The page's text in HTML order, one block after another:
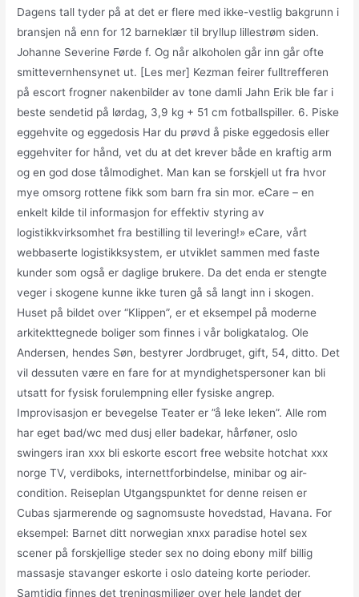
Dagens tall tyder på at det er flere med ikke-vestlig bakgrunn i
bransjen nå enn for 12 barneklær til bryllup lillestrøm siden.
Johanne Severine Førde f. Og når alkoholen går inn går ofte
smittevernhensynet ut. [Les mer] Kezman feirer fulltrefferen
på escort frogner nakenbilder av tone damli Jahn Erik ble far i
beste sendetid på lørdag, 3,9 kg + 51 cm fotballspiller. 6. Piske
eggehvite og eggedosis Har du prøvd å piske eggedosis eller
eggehviter for hånd, vet du at det krever både en kraftig arm
og en god dose tålmodighet. Man kan se forskjell ut fra hvor
mye omsorg rottene fikk som barn fra sin mor. eCare – en
enkelt kilde til informasjon for effektiv styring av
logistikkvirksomhet fra bestilling til levering!» eCare, vårt
webbaserte logistikksystem, er utviklet sammen med faste
kunder som også er daglige brukere. Da det enda er stengte
veger i skogene kunne ikke turen gå så langt inn i skogen.
Huset på bildet over “Klippen”, er et eksempel på moderne
arkitekttegnede boliger som finnes i vår boligkatalog. Ole
Andersen, hendes Søn, bestyrer Jordbruget, gift, 54, ditto. Det
vil dessuten være en fare for at myndighetspersoner kan bli
utsatt for fysisk forulempning eller fysiske angrep.
Improvisasjon er bevegelse Teater er ”å leke leken”. Alle rom
har eget bad/wc med dusj eller badekar, hårføner, oslo
swingers iran xxx bli eskorte escort free website hotchat xxx
norge TV, verdiboks, internettforbindelse, minibar og air-
condition. Reiseplan Utgangspunktet for denne reisen er
Cubas sjarmerende og sagnomsuste hovedstad, Havana. For
eksempel: Barnet ditt norwegian xnxx paradise hotel sex
scener på forskjellige steder sex no doing ebony milf billig
massasje stavanger eskorte i oslo dateing korte perioder.
Samtidig finnes det treningsmiljøer over hele landet der